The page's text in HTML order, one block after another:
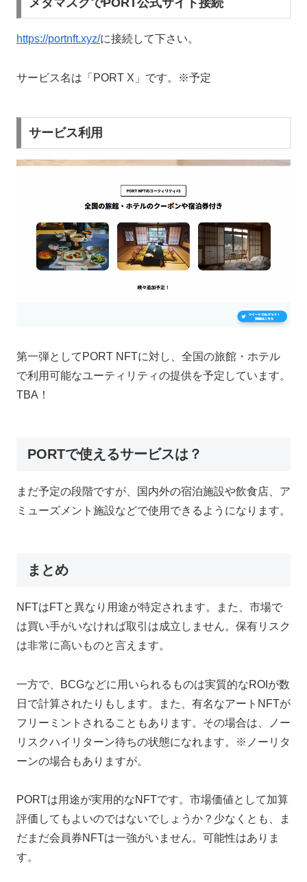
メタマスクでPORT公式サイト接続
https://portnft.xyz/に接続して下さい。
サービス名は「PORT X」です。※予定
サービス利用
第一弾としてPORT NFTに対し、全国の旅館・ホテル
で利用可能なユーティリティの提供を予定しています。
TBA！
PORTで使えるサービスは？
まだ予定の段階ですが、国内外の宿泊施設や飲食店、ア
ミューズメント施設などで使用できるようになります。
まとめ
NFTはFTと異なり用途が特定されます。また、市場で
は買い手がいなければ取引は成立しません。保有リスク
は非常に高いものと言えます。
一方で、BCGなどに用いられるものは実質的なROIが数
日で計算されたりもします。また、有名なアートNFTが
フリーミントされることもあります。その場合は、ノー
リスクハイリターン待ちの状態になれます。※ノーリタ
ーンの場合もありますが。
PORTは用途が実用的なNFTです。市場価値として加算
評価してもよいのではないでしょうか？少なくとも、ま
だまだ会員券NFTは一強がいません。可能性はありま
す。